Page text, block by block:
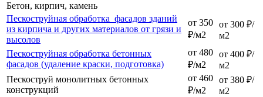
Бетон, кирпич, камень
Пескоструйная обработка фасадов зданий
из кирпича и других материалов от грязи и
высолов
от 350
₽/м2
от 300 ₽/
м2
Пескоструйная обработка бетонных
фасадов (удаление краски, подготовка)
от 480
₽/м2
от 400 ₽/
м2
Пескоструй монолитных бетонных
конструкций
от 460
₽/м2
от 380 ₽/
м2